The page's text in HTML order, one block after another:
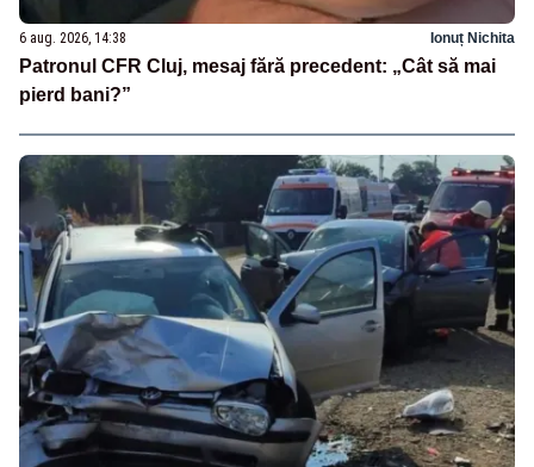
6 aug. 2026, 14:38 Ionuț Nichita
Patronul CFR Cluj, mesaj fără precedent: „Cât să mai
pierd bani?”